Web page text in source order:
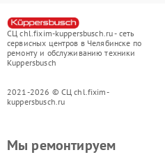
СЦ chl.fixim-kuppersbusch.ru - сеть
сервисных центров в Челябинске по
ремонту и обслуживанию техники
Kuppersbusch
2021-2026 © СЦ chl.fixim-
kuppersbusch.ru
Мы ремонтируем